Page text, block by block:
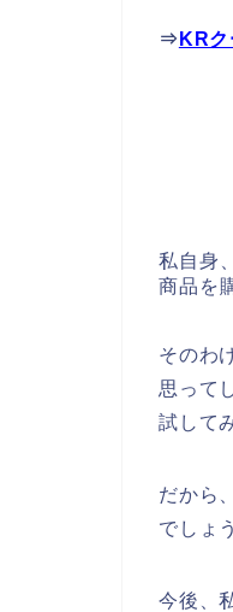
⇒ KR
私自身
商品を
そのわ
思って
試して
だから
でしょ
今後、